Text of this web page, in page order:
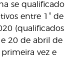
se qualificado
entre 1° de
(qualificados
20 de abril de
vez e